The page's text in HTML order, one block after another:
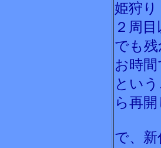
姫狩
２周
でも
お時間
とい
ら再開
で、